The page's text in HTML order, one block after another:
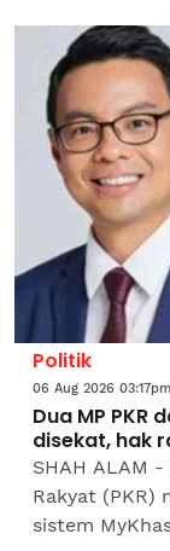
kepada pucuk
Politik
06 Aug 2026 03:17pm
Dua MP PKR
disekat, hak
SHAH ALAM
Rakyat (PKR)
sistem